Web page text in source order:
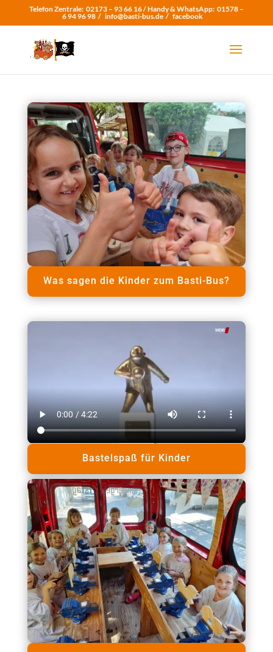
Telefon Zentrale: 02173 – 93 66 16 /Handy & WhatsApp: 01578 –
6 94 96 98 / info@basti-bus.de / facebook
Was sagen die Kinder zum Basti-Bus?
Bastelspaß für Kinder